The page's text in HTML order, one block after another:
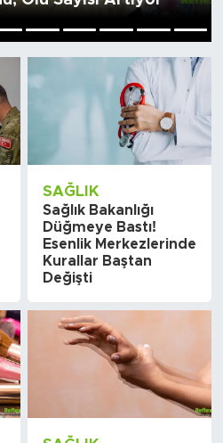
SAĞLIK
Sağlık Bakanlığı
Düğmeye Bastı!
Esenlik Merkezlerinde
Kurallar Baştan
Değişti